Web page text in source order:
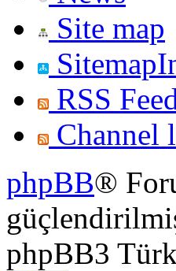
Site map
RSS
Channel
phpBB®
phpBB3